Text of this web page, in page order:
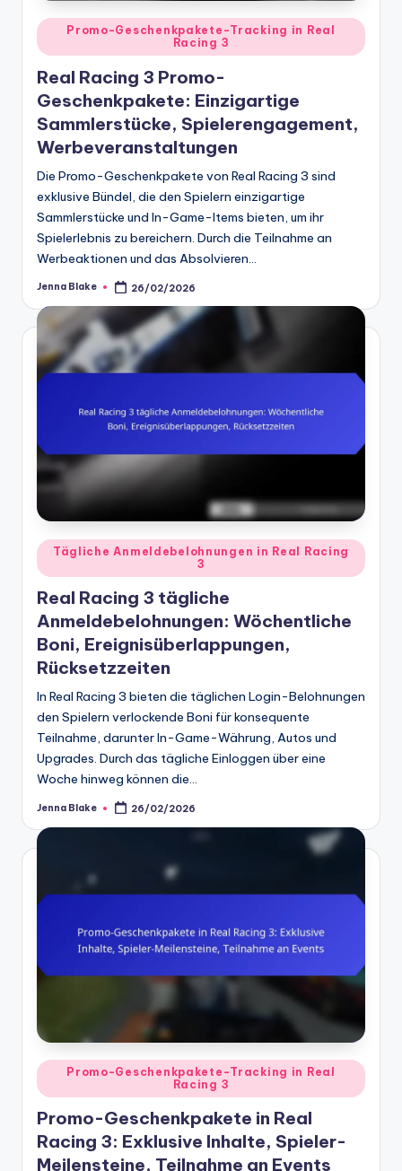
Posted
in
Promo-Geschenkpakete-Tracking in Real
Racing 3
Real Racing 3 Promo-
Geschenkpakete: Einzigartige
Sammlerstücke, Spielerengagement,
Werbeveranstaltungen
Die Promo-Geschenkpakete von Real Racing 3 sind
exklusive Bündel, die den Spielern einzigartige
Sammlerstücke und In-Game-Items bieten, um ihr
Spielerlebnis zu bereichern. Durch die Teilnahme an
Werbeaktionen und das Absolvieren…
Posted
Jenna Blake 26/02/2026
Posted
in
Tägliche Anmeldebelohnungen in Real Racing
3
Real Racing 3 tägliche
Anmeldebelohnungen: Wöchentliche
Boni, Ereignisüberlappungen,
Rücksetzzeiten
In Real Racing 3 bieten die täglichen Login-Belohnungen
den Spielern verlockende Boni für konsequente
Teilnahme, darunter In-Game-Währung, Autos und
Upgrades. Durch das tägliche Einloggen über eine
Woche hinweg können die…
Posted
Jenna Blake 26/02/2026
Posted
in
Promo-Geschenkpakete-Tracking in Real
Racing 3
Promo-Geschenkpakete in Real
Racing 3: Exklusive Inhalte, Spieler-
Meilensteine, Teilnahme an Events